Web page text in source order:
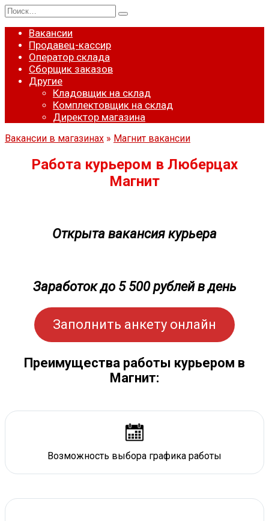
Перейти
к
содержанию
Search
for:
Вакансии
Продавец-кассир
Оператор склада
Сборщик заказов
Другие
Кладовщик на склад
Комплектовщик на склад
Директор магазина
Вакансии в магазинах » Магнит вакансии
Работа курьером в Люберцах
Магнит
Открыта вакансия курьера
Заработок до 5 500 рублей в день
Заполнить анкету онлайн
Преимущества работы курьером в
Магнит:
Возможность выбора графика работы